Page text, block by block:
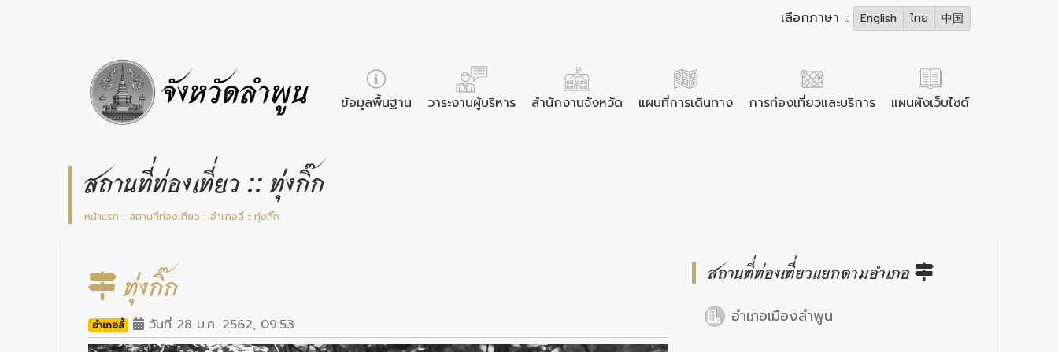
เลือกภาษา :: English ไทย 中国
ข้อมูลพื้นฐาน วาระงานผู้บริหาร สำนักงานจังหวัด แผนที่การเดินทาง การท่องเที่ยวและบริการ แผนผังเว็บไซต์
สถานที่ท่องเที่ยว :: ทุ่งกิ๊ก
หน้าแรก : สถานที่ท่องเที่ยว : อำเภอลี้ : ทุ่งกิ๊ก
ทุ่งกิ๊ก
อำเภอลี้ วันที่ 28 ม.ค. 2562, 09:53
สถานที่ท่องเที่ยวแยกตามอำเภอ
อำเภอเมืองลำพูน